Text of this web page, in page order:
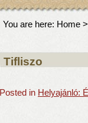
You are here: Home
Tifliszo
Posted in Helyajánló: